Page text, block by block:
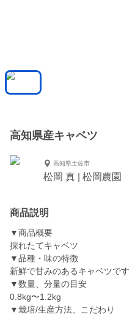
高知県産キャベツ
高知県土佐市
松岡 真 | 松岡農園
商品説明
▼商品概要
採れたてキャベツ
▼品種・味の特徴
新鮮で甘みのあるキャベツです
▼数量、分量の目安
0.8kg〜1.2kg
▼栽培/生産方法、こだわり